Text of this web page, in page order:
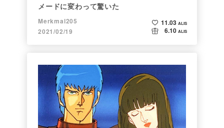
メードに変わって驚いた
Merkmal205
2021/02/19
11.03 ALIS
6.10 ALIS